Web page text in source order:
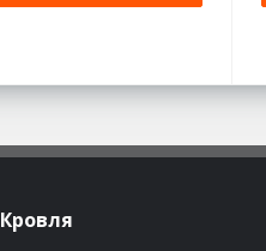
Кровля